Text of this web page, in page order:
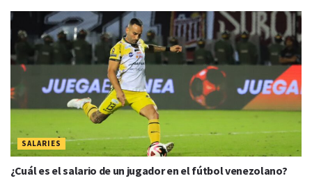
SALARIES
¿Cuál es el salario de un jugador en el fútbol venezolano?